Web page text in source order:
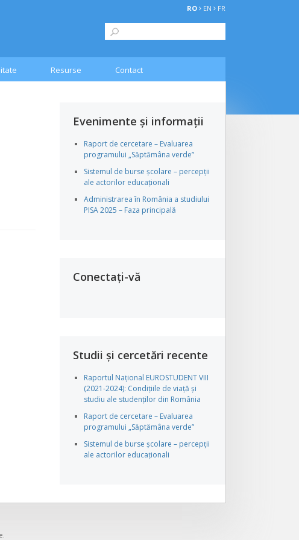
RO EN FR
Resurse Contact
Evenimente și informații
Raport de cercetare – Evaluarea
programului „Săptămâna verde”
Sistemul de burse școlare – percepții
ale actorilor educaționali
Administrarea în România a studiului
PISA 2025 – Faza principală
Conectați-vă
Studii și cercetări recente
Raportul Național EUROSTUDENT VIII
(2021-2024): Condițiile de viață și
studiu ale studenților din România
Raport de cercetare – Evaluarea
programului „Săptămâna verde”
Sistemul de burse școlare – percepții
ale actorilor educaționali